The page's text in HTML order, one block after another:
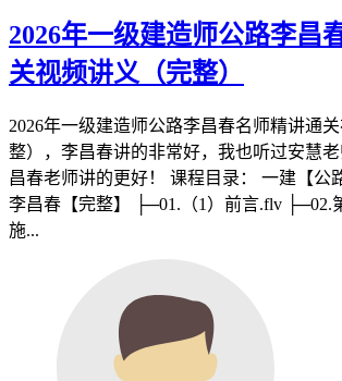
2026年一级建造师公路李昌
关视频讲义（完整）
2026年一级建造师公路李昌春名师精讲通
整），李昌春讲的非常好，我也听过安慧
昌春老师讲的更好！ 课程目录： 一建【公
李昌春【完整】 ├─01.（1）前言.flv ├─02.
施...